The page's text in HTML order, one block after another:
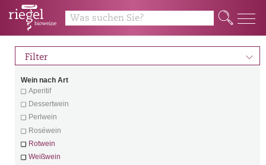
Q
Filter d
Wein nach Art
Aperitif
Dessertwein
Perlwein
Roséwein
Rotwein
Weißwein